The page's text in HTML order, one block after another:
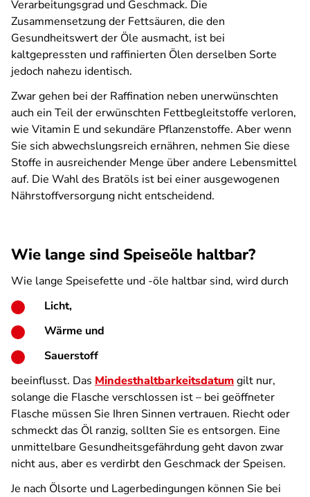
Verarbeitungsgrad und Geschmack. Die
Zusammensetzung der Fettsäuren, die den
Gesundheitswert der Öle ausmacht, ist bei
kaltgepressten und raffinierten Ölen derselben Sorte
jedoch nahezu identisch.
Zwar gehen bei der Raffination neben unerwünschten
auch ein Teil der erwünschten Fettbegleitstoffe verloren,
wie Vitamin E und sekundäre Pflanzenstoffe. Aber wenn
Sie sich abwechslungsreich ernähren, nehmen Sie diese
Stoffe in ausreichender Menge über andere Lebensmittel
auf. Die Wahl des Bratöls ist bei einer ausgewogenen
Nährstoffversorgung nicht entscheidend.
Wie lange sind Speiseöle haltbar?
Wie lange Speisefette und -öle haltbar sind, wird durch
Licht,
Wärme und
Sauerstoff
beeinflusst. Das Mindesthaltbarkeitsdatumgilt nur,
solange die Flasche verschlossen ist – bei geöffneter
Flasche müssen Sie Ihren Sinnen vertrauen. Riecht oder
schmeckt das Öl ranzig, sollten Sie es entsorgen. Eine
unmittelbare Gesundheitsgefährdung geht davon zwar
nicht aus, aber es verdirbt den Geschmack der Speisen.
Je nach Ölsorte und Lagerbedingungen können Sie bei